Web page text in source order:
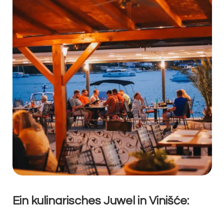
Ein kulinarisches Juwel in Vinišće: